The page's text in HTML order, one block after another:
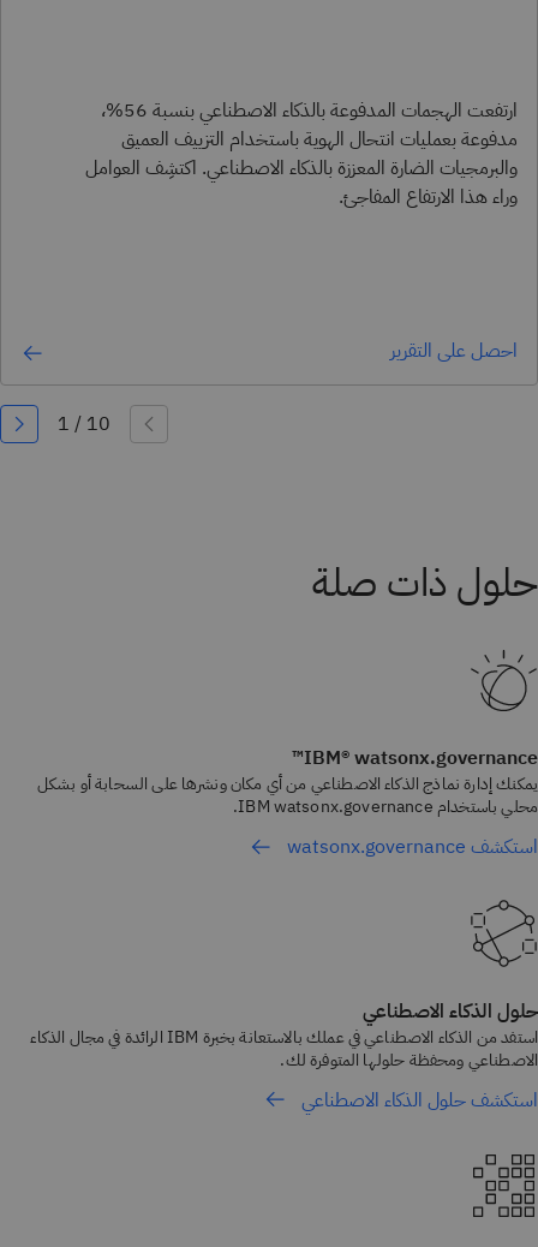
ارتفعت الهجمات المدفوعة بالذكاء الاصطناعي بنسبة 56%،
مدفوعة بعمليات انتحال الهوية باستخدام التزييف العميق
والبرمجيات الضارة المعززة بالذكاء الاصطناعي. اكتشِف العوامل
وراء هذا الارتفاع المفاجئ.
احصل على التقرير
IBM® watsonx.governance™
يمكنك إدارة نماذج الذكاء الاصطناعي من أي مكان ونشرها على السحابة أو بشكل
محلي باستخدام IBM watsonx.governance.
استكشف watsonx.governance
حلول الذكاء الاصطناعي
استفد من الذكاء الاصطناعي في عملك بالاستعانة بخبرة IBM الرائدة في مجال الذكاء
الاصطناعي ومحفظة حلولها المتوفرة لك.
استكشف حلول الذكاء الاصطناعي